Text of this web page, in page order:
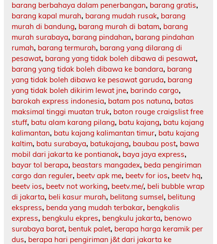
barang berbahaya dalam penerbangan, barang gratis,
barang kapal murah, barang mudah rusak, barang
murah di bandung, barang murah di batam, barang
murah surabaya, barang pindahan, barang pindahan
rumah, barang termurah, barang yang dilarang di
pesawat, barang yang tidak boleh dibawa di pesawat,
barang yang tidak boleh dibawa ke bandara, barang
yang tidak boleh dibawa ke pesawat garuda, barang
yang tidak boleh dikirim lewat jne, barindo cargo,
barokah express indonesia, batam pos natuna, batas
maksimal tinggi muatan truk, baton rouge craigslist free
stuff, batu alam karang pilang, batu kajang, batu kajang
kalimantan, batu kajang kalimantan timur, batu kajang
kaltim, batu surabaya, batukajang, baubau post, bawa
mobil dari jakarta ke pontianak, baya jaya express,
bayar tol berapa, beastars mangadex, beda pengiriman
cargo dan reguler, beetv apk me, beetv for ios, beetv hq,
beetv ios, beetv not working, beetv.me/, beli bubble wrap
di jakarta, beli kasur murah, belitang sumsel, belitung
ekspress, benda yang mudah terbakar, bengkalis
express, bengkulu ekpres, bengkulu jakarta, benowo
surabaya barat, bentuk palet, berapa harga keramik per
dus, berapa hari pengiriman j&t dari jakarta ke